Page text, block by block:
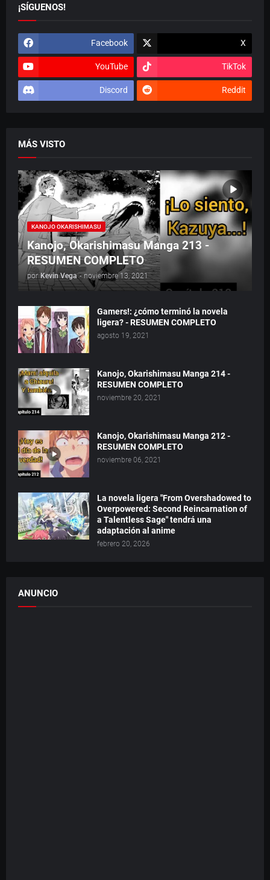
¡SÍGUENOS!
Facebook X
YouTube TikTok
Discord Reddit
MÁS VISTO
KANOJO OKARISHIMASU
Kanojo, Okarishimasu Manga 213 -
RESUMEN COMPLETO
por Kevin Vega - noviembre 13, 2021
Gamers!: ¿cómo terminó la novela
ligera? - RESUMEN COMPLETO
agosto 19, 2021
Kanojo, Okarishimasu Manga 214 -
RESUMEN COMPLETO
noviembre 20, 2021
Kanojo, Okarishimasu Manga 212 -
RESUMEN COMPLETO
noviembre 06, 2021
La novela ligera "From Overshadowed to
Overpowered: Second Reincarnation of
a Talentless Sage" tendrá una
adaptación al anime
febrero 20, 2026
ANUNCIO